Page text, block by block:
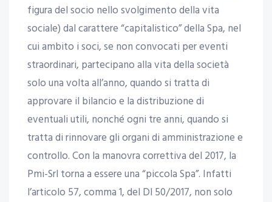
figura del socio nello svolgimento della vita
sociale) dal carattere “capitalistico” della Spa, nel
cui ambito i soci, se non convocati per eventi
straordinari, partecipano alla vita della società
solo una volta all’anno, quando si tratta di
approvare il bilancio e la distribuzione di
eventuali utili, nonché ogni tre anni, quando si
tratta di rinnovare gli organi di amministrazione e
controllo. Con la manovra correttiva del 2017, la
Pmi-Srl torna a essere una “piccola Spa”. Infatti
l’articolo 57, comma 1, del Dl 50/2017, non solo